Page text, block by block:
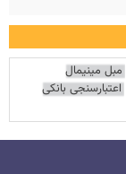
مبل مینیمال
اعتبارسنجی بانکی